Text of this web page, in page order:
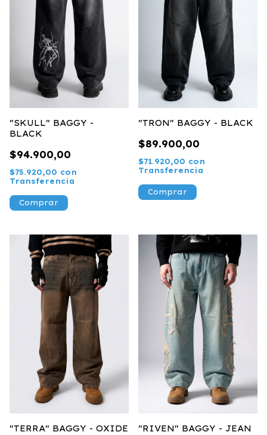
"SKULL" BAGGY -
BLACK
$94.900,00
$75.920,00 con
Transferencia
Comprar
"TRON" BAGGY - BLACK
$89.900,00
$71.920,00 con
Transferencia
Comprar
"TERRA" BAGGY - OXIDE "RIVEN" BAGGY - JEAN